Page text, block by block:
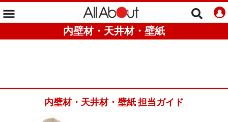
内壁材・天井材・壁紙
内壁材・天井材・壁紙 担当ガイド